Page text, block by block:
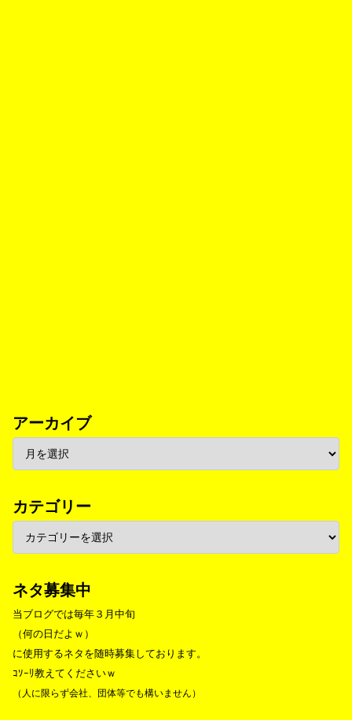
アーカイブ
カテゴリー
ネタ募集中
当ブログでは毎年３月中旬
（何の日だよｗ）
に使用するネタを随時募集しております。
ｺｿｰﾘ教えてくださいｗ
（人に限らず会社、団体等でも構いません）